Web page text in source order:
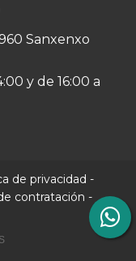
Sanxenxo
y de 16:00 a
de privacidad -
contratación -